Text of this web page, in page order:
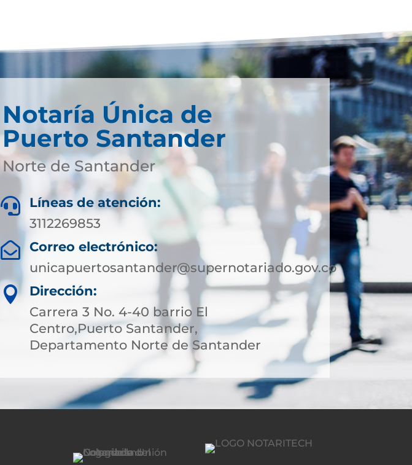
Notaría Única de
Puerto Santander
Norte de Santander

Líneas de atención:
3112269853

Correo electrónico:
unicapuertosantander@supernotariado.gov.co

Dirección:
Carrera 3 No. 4-40 barrio El
Centro,Puerto Santander,
Departamento Norte de Santander